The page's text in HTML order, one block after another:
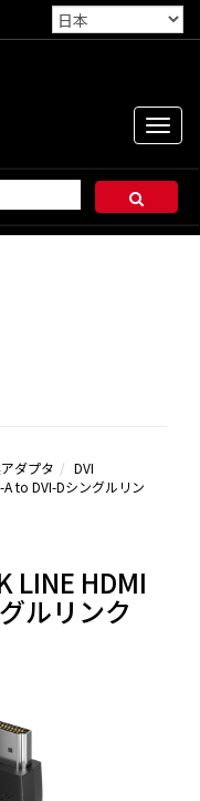
Toggle
ダプタ
DVI
A to DVI-Dシングルリン
LINE HDMI
ルリンク